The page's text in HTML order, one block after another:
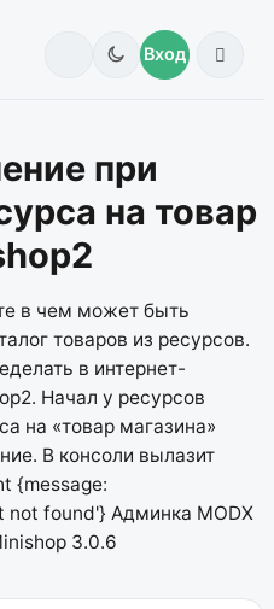
Вход
при
на товар
в чем может быть
товаров из ресурсов.
в интернет-
Начал у ресурсов
на «товар магазина»
В консоли вылазит
{message:
not found'} Админка MODX
3.0.6